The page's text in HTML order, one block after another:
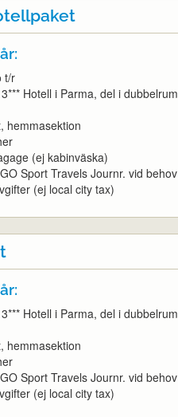
t/r
Hotell i Parma, del i dubbelrum
hemmasektion
(ej kabinväska)
Sport Travels Journr. vid behov
(ej local city tax)
Hotell i Parma, del i dubbelrum
hemmasektion
Sport Travels Journr. vid behov
(ej local city tax)